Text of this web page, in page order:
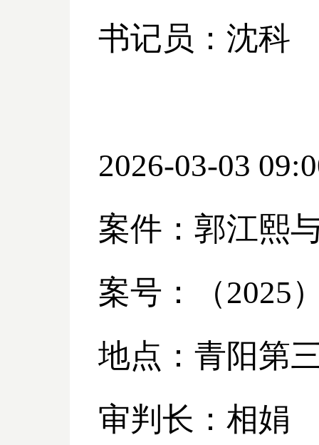
书记员：沈科
2026-03-03
案件：郭江熙
案号：（2025
地点：青阳第
审判长：相娟